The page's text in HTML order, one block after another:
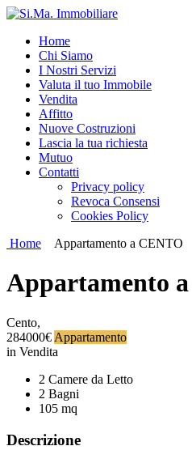
Home
Chi Siamo
I Nostri Servizi
Valuta il tuo Immobile
Vendita
Affitto
Nuove Costruzioni
Lascia la tua richiesta
Mutuo
Contatti
Privacy policy
Revoca Consensi
Cookies Policy
Home
Appartamento a CENTO
Appartamento
Cento,
284000€ Appartamento
in Vendita
2 Camere da Letto
2 Bagni
105 mq
Descrizione